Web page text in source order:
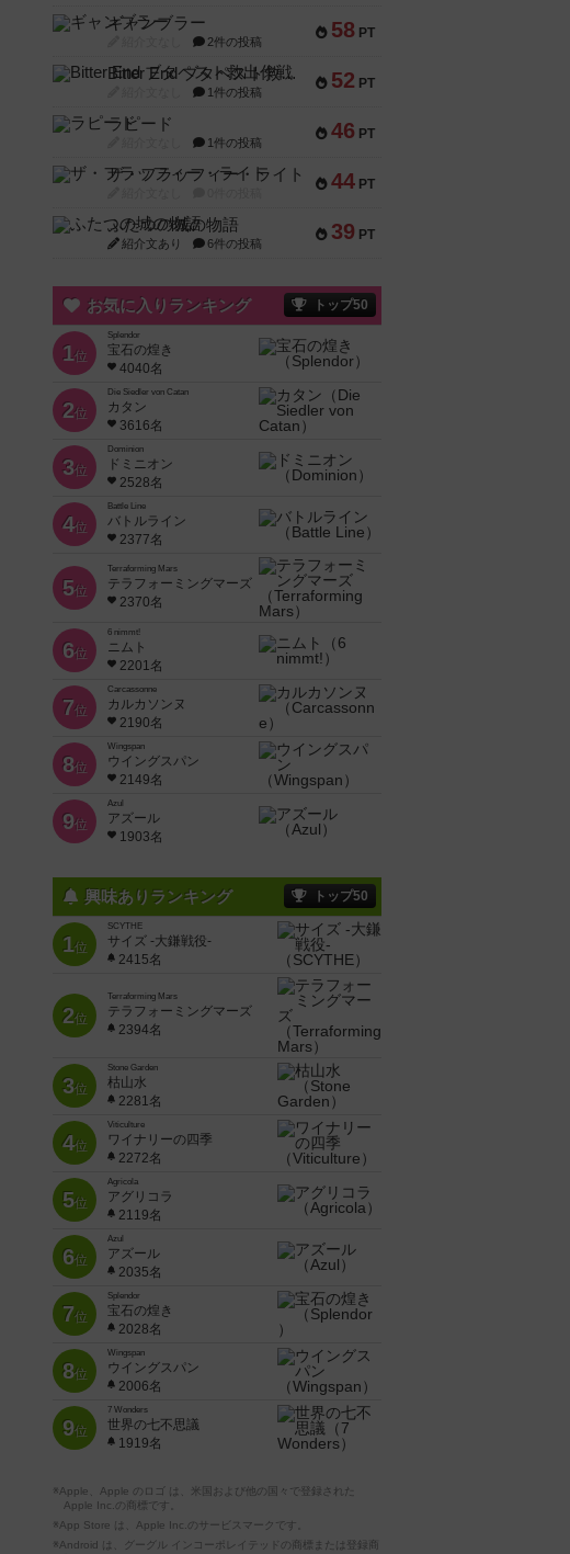
58 PT
ギャンブラー
2件の投稿
52 PT
Bitter End ブタペスト救出作戦
1件の投稿
46 PT
ラピード
1件の投稿
44 PT
ザ・フラッフィー・ライト
39 PT
ふたつの城の物語
紹介文あり 6件の投稿
お気に入りランキング トップ50
1位
Splendor
宝石の煌き
4040名
2位
Die Siedler von Catan
カタン
3616名
3位
Dominion
ドミニオン
2528名
4位
Battle Line
バトルライン
2377名
5位
Terraforming Mars
テラフォーミングマーズ
2370名
6位
6 nimmt!
ニムト
2201名
7位
Carcassonne
カルカソンヌ
2190名
8位
Wingspan
ウイングスパン
2149名
9位
Azul
アズール
1903名
興味ありランキング トップ50
1位
SCYTHE
サイズ -大鎌戦役-
2415名
2位
Terraforming Mars
テラフォーミングマーズ
2394名
3位
Stone Garden
枯山水
2281名
4位
Viticulture
ワイナリーの四季
2272名
5位
Agricola
アグリコラ
2119名
6位
Azul
アズール
2035名
7位
Splendor
宝石の煌き
2028名
8位
Wingspan
ウイングスパン
2006名
9位
7 Wonders
世界の七不思議
1919名
※Apple、Apple のロゴ は、米国および他の国々で登録された
Apple Inc.の商標です。
※App Store は、Apple Inc.のサービスマークです。
※Android は、グーグル インコーポレイテッドの商標または登録商